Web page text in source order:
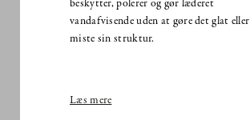
beskytter, polerer og gør læderet
vandafvisende uden at gøre det glat eller
miste sin struktur.
Læs mere